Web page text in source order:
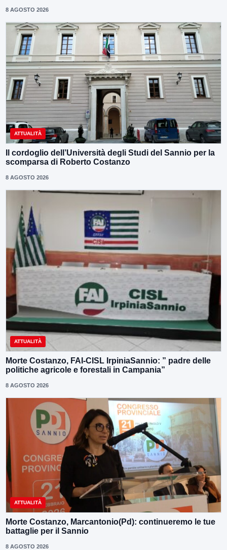
8 AGOSTO 2026
ATTUALITÀ
Il cordoglio dell’Università degli Studi del Sannio per la
scomparsa di Roberto Costanzo
8 AGOSTO 2026
ATTUALITÀ
Morte Costanzo, FAI-CISL IrpiniaSannio: ” padre delle
politiche agricole e forestali in Campania”
8 AGOSTO 2026
ATTUALITÀ
Morte Costanzo, Marcantonio(Pd): continueremo le tue
battaglie per il Sannio
8 AGOSTO 2026